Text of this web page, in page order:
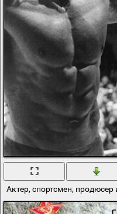
Актер, спортсмен,